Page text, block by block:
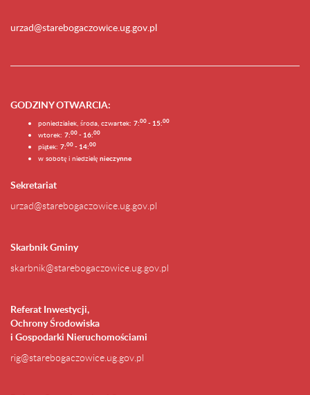
urzad@starebogaczowice.ug.gov.pl
GODZINY OTWARCIA:
poniedziałek, środa, czwartek: 7:00 - 15:00
wtorek: 7:00 - 16:00
piątek: 7:00 - 14:00
w sobotę i niedzielę nieczynne
Sekretariat
urzad@starebogaczowice.ug.gov.pl
Skarbnik Gminy
skarbnik@starebogaczowice.ug.gov.pl
Referat Inwestycji,
Ochrony Środowiska
i Gospodarki Nieruchomościami
rig@starebogaczowice.ug.gov.pl